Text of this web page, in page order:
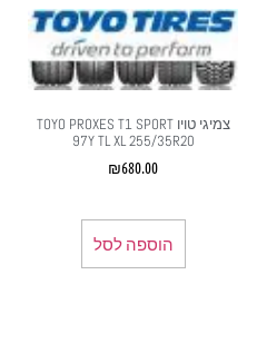
צמיגי טויו TOYO PROXES T1 SPORT
97Y TL XL 255/35R20
₪680.00
הוספה לסל